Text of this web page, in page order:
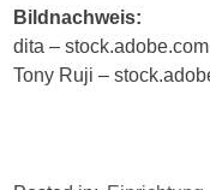
Bildnachweis:
dita – stock.adobe.com
Tony Ruji –